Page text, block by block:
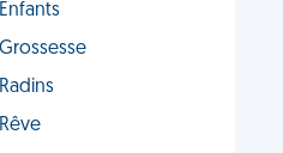
Enfants
Grossesse
Radins
Rêve